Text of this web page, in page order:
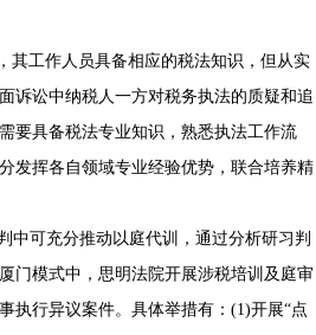
工作人员具备相应的税法知识，但从实
诉讼中纳税人一方对税务执法的质疑和追
要具备税法专业知识，熟悉执法工作流
发挥各自领域专业经验优势，联合培养精
可充分推动以庭代训，通过分析研习判
门模式中，思明法院开展涉税培训及庭审
执行异议案件。具体举措有：(1)开展“点